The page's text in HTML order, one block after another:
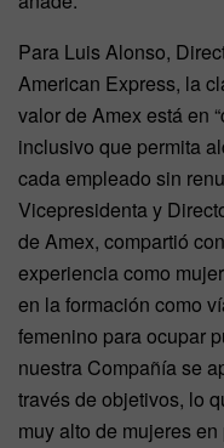
Para Luis Alonso,
American Express, la
valor de Amex está en
inclusivo que permita
cada empleado sin
Vicepresidenta y
de Amex, compartió
experiencia como
en la formación como
femenino para ocupar
nuestra Compañía se
través de objetivos, lo
muy alto de mujeres